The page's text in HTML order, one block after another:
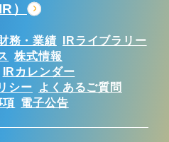
）
務・業績
IRライブラリー
株式情報
IRカレンダー
シー
よくあるご質問
項 電子公告